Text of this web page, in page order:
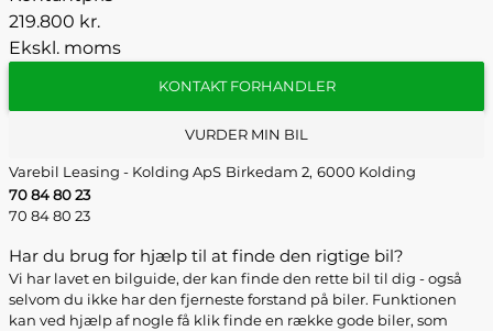
219.800 kr.
Ekskl. moms
KONTAKT FORHANDLER
VURDER MIN BIL
Varebil Leasing - Kolding ApS Birkedam 2, 6000 Kolding
70 84 80 23
70 84 80 23
Har du brug for hjælp til at finde den rigtige bil?
Vi har lavet en bilguide, der kan finde den rette bil til dig - også
selvom du ikke har den fjerneste forstand på biler. Funktionen
kan ved hjælp af nogle få klik finde en række gode biler, som